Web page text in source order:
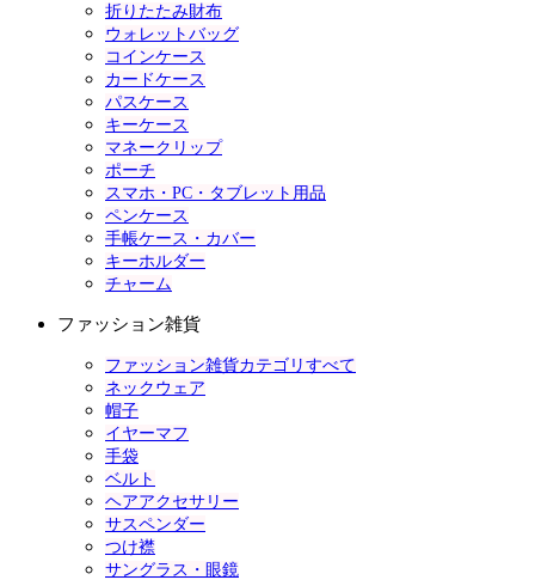
折りたたみ財布
ウォレットバッグ
コインケース
カードケース
パスケース
キーケース
マネークリップ
ポーチ
スマホ・PC・タブレット用品
ペンケース
手帳ケース・カバー
キーホルダー
チャーム
ファッション雑貨
ファッション雑貨カテゴリすべて
ネックウェア
帽子
イヤーマフ
手袋
ベルト
ヘアアクセサリー
サスペンダー
つけ襟
サングラス・眼鏡